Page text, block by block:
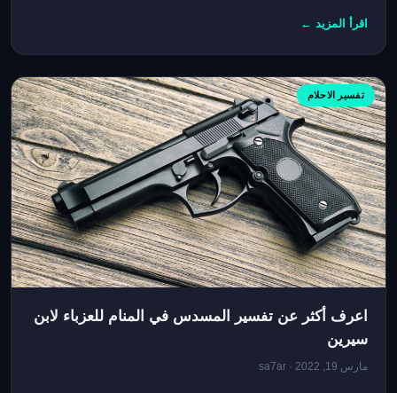
اقرأ المزيد ←
تفسير الاحلام
اعرف أكثر عن تفسير المسدس في المنام للعزباء لابن
سيرين
مارس 19, 2022 · sa7ar